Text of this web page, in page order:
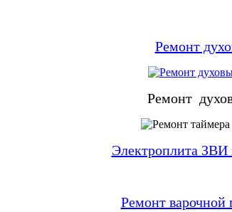
Ремонт
Ремонт
Электроплита ЗВИ
Ремонт варочной